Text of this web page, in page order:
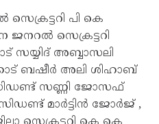
സെക്രട്ടറി പി കെ
ജനറൽ സെക്രട്ടറി
സയ്യിദ് അബ്ബാസലി
ബഷീർ അലി ശിഹാബ്
സണ്ണി ജോസഫ്
മാർട്ടിൻ ജോർജ് ,